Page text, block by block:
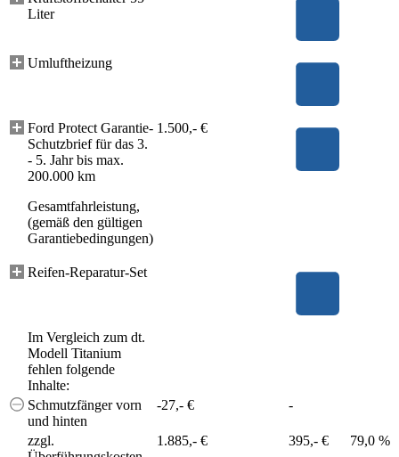
Liter
Umluftheizung
Ford Protect Garantie-
Schutzbrief für das 3.
- 5. Jahr bis max.
200.000 km
Gesamtfahrleistung,
(gemäß den gültigen
Garantiebedingungen)
1.500,- €
Reifen-Reparatur-Set
Im Vergleich zum dt.
Modell Titanium
fehlen folgende
Inhalte:
Schmutzfänger vorn
und hinten
-27,- € -
zzgl.
1.885,- € 395,- € 79,0 %